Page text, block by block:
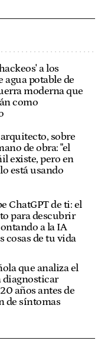
a los
agua potable de
moderna que
como
sobre
de obra: "el
existe, pero en
está usando
ChatGPT de ti: el
para descubrir
a la IA
cosas de tu vida
que analiza el
diagnosticar
años antes de
de síntomas